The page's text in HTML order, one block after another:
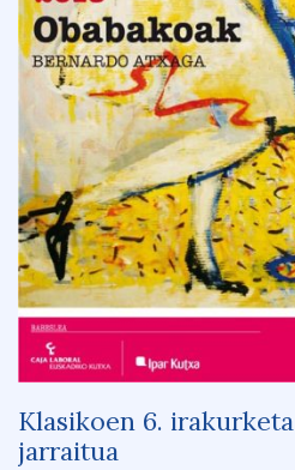
Klasikoen 6. irakurketa
jarraitua